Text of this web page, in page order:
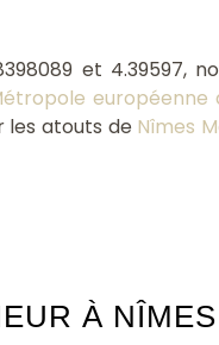
et 4.39597,
européenne
atouts de Nîmes
À